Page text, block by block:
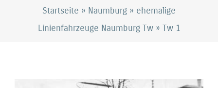
Startseite » Naumburg » ehemalige
Linienfahrzeuge Naumburg Tw» Tw 1